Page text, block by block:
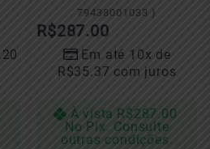
79438001033 )
R$287.00
Em até 10x de
R$35.37 com juros
À vista R$287.00
No Pix. Consulte
outras condições.